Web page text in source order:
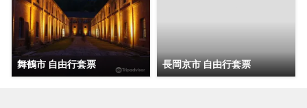
舞鶴市 自由行套票 長岡京市 自由行套票